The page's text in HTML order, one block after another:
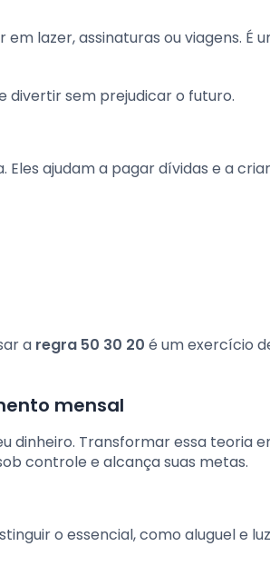
lazer, assinaturas ou viagens. É
divertir sem prejudicar o futuro.
Eles ajudam a pagar dívidas e a
a regra 50 30 20 é um exercício
mensal
dinheiro. Transformar essa teoria
controle e alcança suas metas.
o essencial, como aluguel e